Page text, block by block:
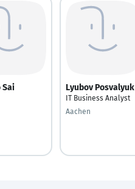
Sai Lyubov Posvalyuk
IT Business Analyst
Aachen